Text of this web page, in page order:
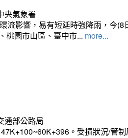
央氣象署
流影響，易有短延時強降雨，今
桃園市山區、臺中市... more...
通部公路局
。受損狀況/管